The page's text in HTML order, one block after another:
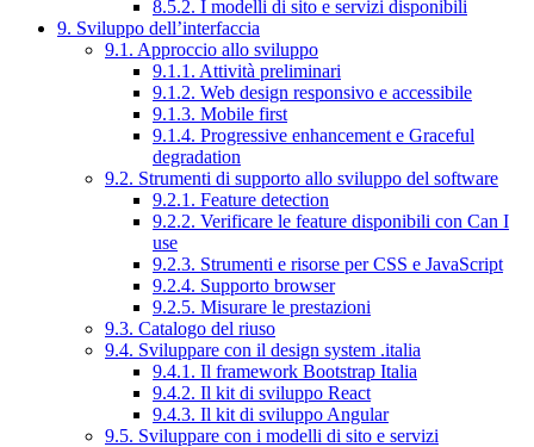
8.5.2. I modelli di sito e servizi disponibili
9. Sviluppo dell’interfaccia
9.1. Approccio allo sviluppo
9.1.1. Attività preliminari
9.1.2. Web design responsivo e accessibile
9.1.3. Mobile first
9.1.4. Progressive enhancement e Graceful
degradation
9.2. Strumenti di supporto allo sviluppo del software
9.2.1. Feature detection
9.2.2. Verificare le feature disponibili con Can I
use
9.2.3. Strumenti e risorse per CSS e JavaScript
9.2.4. Supporto browser
9.2.5. Misurare le prestazioni
9.3. Catalogo del riuso
9.4. Sviluppare con il design system .italia
9.4.1. Il framework Bootstrap Italia
9.4.2. Il kit di sviluppo React
9.4.3. Il kit di sviluppo Angular
9.5. Sviluppare con i modelli di sito e servizi